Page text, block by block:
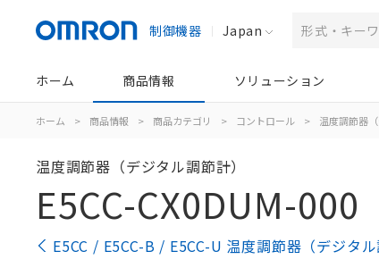
制御機器 Japan
ホーム 商品情報 ソリューション
ホーム > 商品情報 > 商品カテゴリ > コントロール > 温度調節器（
温度調節器（デジタル調節計）
E5CC-CX0DUM-000
E5CC / E5CC-B / E5CC-U 温度調節器（デジタ